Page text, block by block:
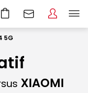
5G
XIAOMI